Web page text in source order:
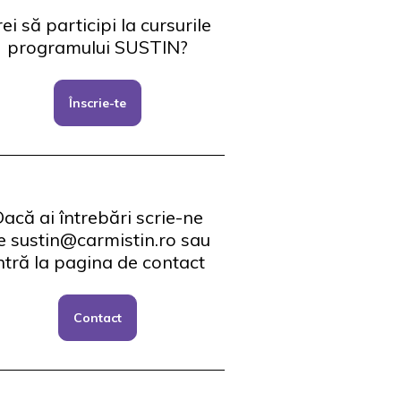
să participi la cursurile
programului SUSTIN?
Înscrie-te
ai întrebări scrie-ne
sustin@carmistin.ro sau
la pagina de contact
Contact